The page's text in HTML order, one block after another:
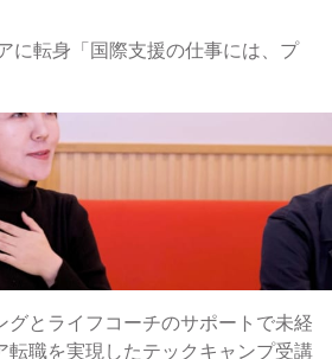
に転身「国際支援の仕事には、プ
グとライフコーチのサポートで未経
転職を実現したテックキャンプ受講